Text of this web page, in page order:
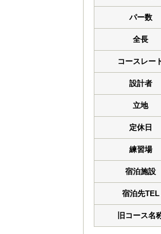
パー数
全長
コースレー
設計者
立地
定休日
練習場
宿泊施設
宿泊先TEL
旧コース名